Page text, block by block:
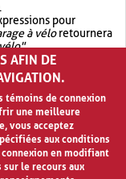
pour
à véloretournera
.
OR.garage OR vélo
garage à vélo
AFIN DE
témoins de connexion
une meilleure
vous acceptez
aux conditions
en modifiant
sur le recours aux